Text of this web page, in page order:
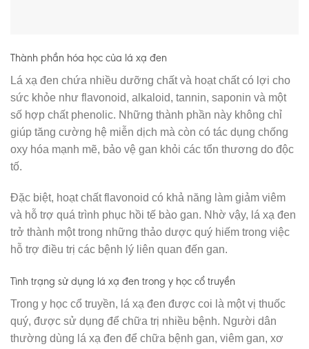
Thành phần hóa học của lá xạ đen
Lá xạ đen chứa nhiều dưỡng chất và hoạt chất có lợi cho
sức khỏe như flavonoid, alkaloid, tannin, saponin và một
số hợp chất phenolic. Những thành phần này không chỉ
giúp tăng cường hệ miễn dịch mà còn có tác dụng chống
oxy hóa mạnh mẽ, bảo vệ gan khỏi các tổn thương do độc
tố.
Đặc biệt, hoạt chất flavonoid có khả năng làm giảm viêm
và hỗ trợ quá trình phục hồi tế bào gan. Nhờ vậy, lá xạ đen
trở thành một trong những thảo dược quý hiếm trong việc
hỗ trợ điều trị các bệnh lý liên quan đến gan.
Tình trạng sử dụng lá xạ đen trong y học cổ truyền
Trong y học cổ truyền, lá xạ đen được coi là một vị thuốc
quý, được sử dụng để chữa trị nhiều bệnh. Người dân
thường dùng lá xạ đen để chữa bệnh gan, viêm gan, xơ